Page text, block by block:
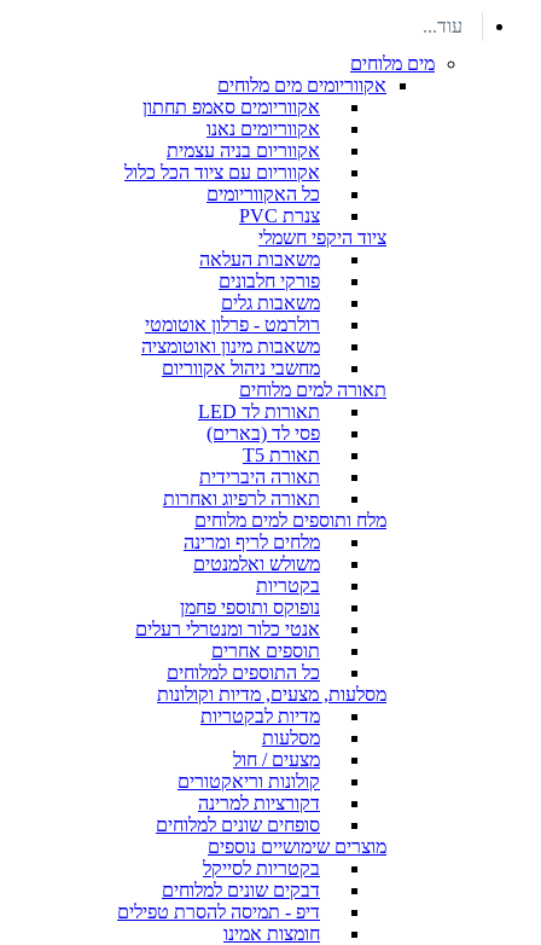
עוד...
מים מלוחים
אקווריומים מים מלוחים
אקווריומים סאמפ תחתון
אקווריומים נאנו
אקווריום בניה עצמית
אקווריום עם ציוד הכל כלול
כל האקווריומים
צנרת PVC
ציוד היקפי חשמלי
משאבות העלאה
פורקי חלבונים
משאבות גלים
רולרמט - פרלון אוטומטי
משאבות מינון ואוטומציה
מחשבי ניהול אקווריום
תאורה למים מלוחים
תאורות לד LED
פסי לד (בארים)
תאורת T5
תאורה היברידית
תאורה לרפיוג ואחרות
מלח ותוספים למים מלוחים
מלחים לריף ומרינה
משולש ואלמנטים
בקטריות
נופוקס ותוספי פחמן
אנטי כלור ומנטרלי רעלים
תוספים אחרים
כל התוספים למלוחים
מסלעות, מצעים, מדיות וקולונות
מדיות לבקטריות
מסלעות
מצעים / חול
קולונות וריאקטורים
דקורציות למרינה
סופחים שונים למלוחים
מוצרים שימושיים נוספים
בקטריות לסייקל
דבקים שונים למלוחים
דיפ - תמיסה להסרת טפילים
חומצות אמינו